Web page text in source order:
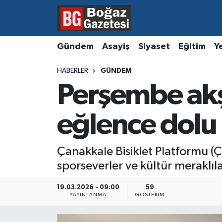
Gündem Asayiş Siyaset Eğitim
HABERLER GÜNDEM
Perşembe
eğlence dolu
Çanakkale Bisiklet Platformu
sporseverler ve kültür
19.03.2026 - 09:00
YAYINLANMA
59
GÖSTERIM
Asayiş
Kültür ve Sanat
Magazin
Resmi İlanlar
Hava Durumu
Süper Lig Puan Durumu ve Fikstür
Tüm Manşetler
Son Dakika Haberleri
Haber Arşivi